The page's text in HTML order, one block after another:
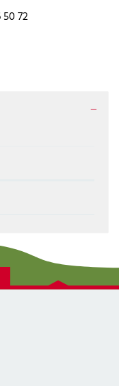
72
wird in einem neuen